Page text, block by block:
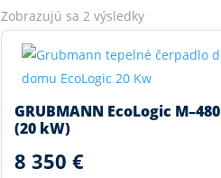
Zobrazujú sa 2 výsledky
GRUBMANN EcoLogic M–480
(20 kW)
8 350 €